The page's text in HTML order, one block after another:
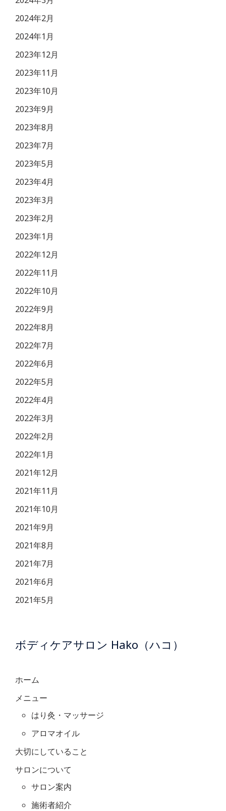
2024年2月
2024年1月
2023年12月
2023年11月
2023年10月
2023年9月
2023年8月
2023年7月
2023年5月
2023年4月
2023年3月
2023年2月
2023年1月
2022年12月
2022年11月
2022年10月
2022年9月
2022年8月
2022年7月
2022年6月
2022年5月
2022年4月
2022年3月
2022年2月
2022年1月
2021年12月
2021年11月
2021年10月
2021年9月
2021年8月
2021年7月
2021年6月
2021年5月
ボディケアサロン Hako（ハコ）
ホーム
メニュー
はり灸・マッサージ
アロマオイル
大切にしていること
サロンについて
サロン案内
施術者紹介